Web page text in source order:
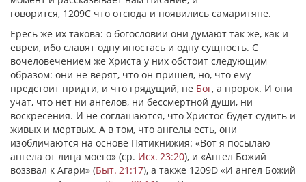
говорится, 1209С что отсюда и появились самаритяне.
Ересь же их такова: о богословии они думают так же, как и
евреи, ибо славят одну ипостась и одну сущность. С
вочеловечением же Христа у них обстоит следующим
образом: они не верят, что он пришел, но, что ему
предстоит придти, и что грядущий, не Бог, а пророк. И они
учат, что нет ни ангелов, ни бессмертной души, ни
воскресения. И не соглашаются, что Христос будет судить и
живых и мертвых. А в том, что ангелы есть, они
изобличаются на основе Пятикнижия: «Вот я посылаю
ангела от лица моего» (ср. Исх. 23:20), и «Ангел Божий
воззвал к Агари» (Быт. 21:17), а также 1209D «И ангел Божий